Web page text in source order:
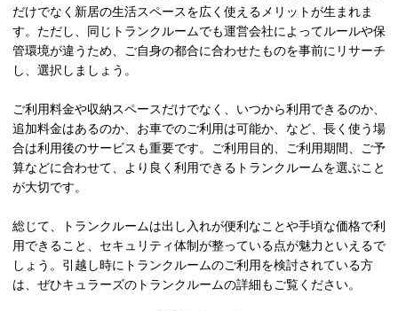
だけでなく新居の生活スペースを広く使えるメリットが生まれま
す。ただし、同じトランクルームでも運営会社によってルールや保
管環境が違うため、ご自身の都合に合わせたものを事前にリサーチ
し、選択しましょう。
ご利用料金や収納スペースだけでなく、いつから利用できるのか、
追加料金はあるのか、お車でのご利用は可能か、など、長く使う場
合は利用後のサービスも重要です。ご利用目的、ご利用期間、ご予
算などに合わせて、より良く利用できるトランクルームを選ぶこと
が大切です。
総じて、トランクルームは出し入れが便利なことや手頃な価格で利
用できること、セキュリティ体制が整っている点が魅力といえるで
しょう。引越し時にトランクルームのご利用を検討されている方
は、ぜひキュラーズのトランクルームの詳細もご覧ください。